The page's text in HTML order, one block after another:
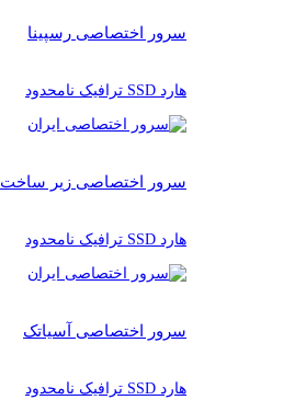
سرور اختصاصی رسپینا
هارد SSD ترافیک نامحدود
سرور اختصاصی زیر ساخت
هارد SSD ترافیک نامحدود
سرور اختصاصی آسیاتک
هارد SSD ترافیک نامحدود